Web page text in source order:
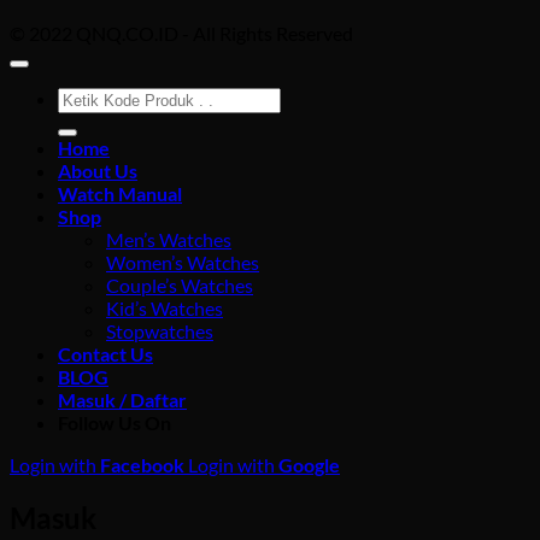
Pencarian
untuk:
Home
About Us
Watch Manual
Shop
Men’s Watches
Women’s Watches
Couple’s Watches
Kid’s Watches
Stopwatches
Contact Us
BLOG
Masuk / Daftar
Login with Facebook Login with Google